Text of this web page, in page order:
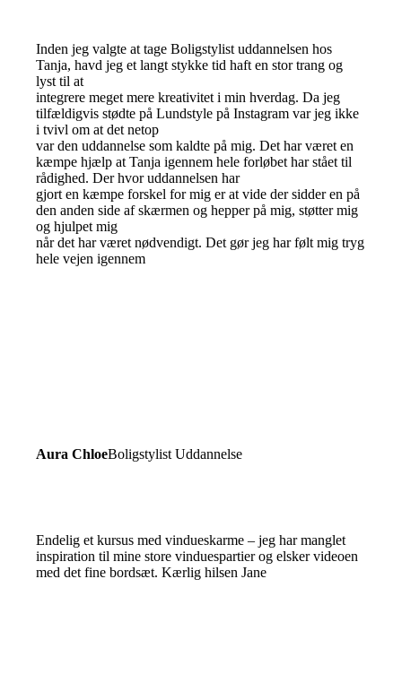
Inden jeg valgte at tage Boligstylist uddannelsen hos
Tanja, havd jeg et langt stykke tid haft en stor trang og
lyst til at
integrere meget mere kreativitet i min hverdag. Da jeg
tilfældigvis stødte på Lundstyle på Instagram var jeg ikke
i tvivl om at det netop
var den uddannelse som kaldte på mig. Det har været en
kæmpe hjælp at Tanja igennem hele forløbet har stået til
rådighed. Der hvor uddannelsen har
gjort en kæmpe forskel for mig er at vide der sidder en på
den anden side af skærmen og hepper på mig, støtter mig
og hjulpet mig
når det har været nødvendigt. Det gør jeg har følt mig tryg
hele vejen igennem
Aura ChloeBoligstylist Uddannelse
Endelig et kursus med vindueskarme – jeg har manglet
inspiration til mine store vinduespartier og elsker videoen
med det fine bordsæt. Kærlig hilsen Jane